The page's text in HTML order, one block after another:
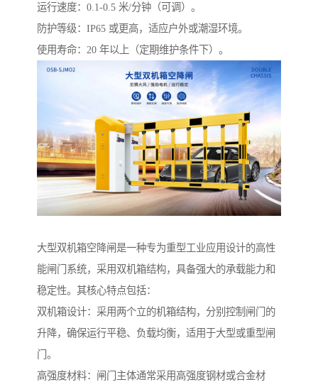
运行速度：0.1-0.5 米/分钟（可调）。
防护等级：IP65 或更高，适应户外或潮湿环境。
使用寿命：20 年以上（定期维护条件下）。
大型双机箱空降闸是一种专为重型工业应用设计的高性
能闸门系统，采用双机箱结构，具备强大的承载能力和
稳定性。其核心特点包括：
双机箱设计：采用两个立的机箱结构，分别控制闸门的
升降，确保运行平稳、负载均衡，适用于大型或重型闸
门。
高强度材料：闸门主体通常采用高强度钢材或合金材